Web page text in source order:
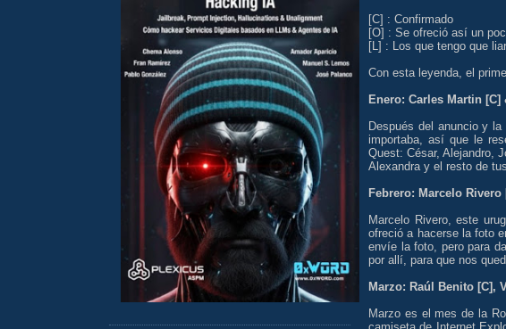
[C] : Confirmado
[O] : Se ofreció así un
[L] : Los que tengo que liar
Con esta leyenda, el
Enero: Carles Martin [C]
Después del anuncio y
importaba, así que le
Quest: César, Alejandro,
Alexandra y el resto de
Febrero: Marcelo
Marcelo Rivero, este
ofreció a hacerse la foto
envíe la foto, pero para
por allí, para que nos
Marzo: Raúl Benito [C],
Marzo es el mes de la